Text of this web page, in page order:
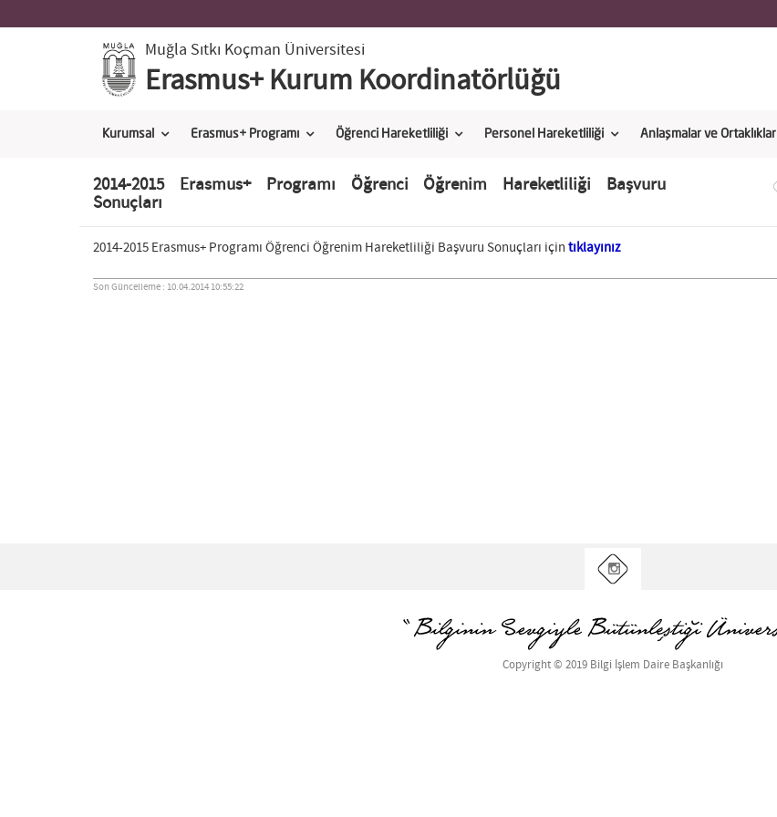
Muğla Sıtkı Koçman Üniversitesi
Erasmus+ Kurum Koordinatörlüğü
Kurumsal Erasmus+ Programı Öğrenci Hareketliliği Personel Hareketliliği Anlaşmalar ve Ortaklıklar
2014-2015 Erasmus+ Programı Öğrenci Öğrenim Hareketliliği Başvuru
Sonuçları
2014-2015 Erasmus+ Programı Öğrenci Öğrenim Hareketliliği Başvuru Sonuçları için tıklayınız
Son Güncelleme : 10.04.2014 10:55:22
Copyright © 2019 Bilgi İşlem Daire Başkanlığı